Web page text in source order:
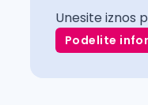
Unesite iznos
Podelite